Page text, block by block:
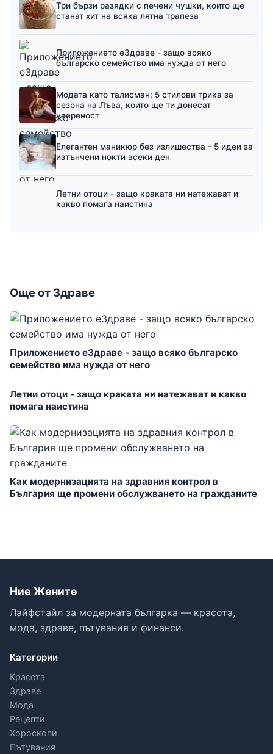
Три бързи разядки с печени чушки, които ще
станат хит на всяка лятна трапеза
Приложението еЗдраве - защо всяко
българско семейство има нужда от него
Модата като талисман: 5 стилови трика за
сезона на Лъва, които ще ти донесат
увереност
Елегантен маникюр без излишества - 5 идеи за
изтънчени нокти всеки ден
Летни отоци - защо краката ни натежават и
какво помага наистина
Още от Здраве
Приложението еЗдраве - защо всяко българско
семейство има нужда от него
Летни отоци - защо краката ни натежават и какво
помага наистина
Как модернизацията на здравния контрол в
България ще промени обслужването на гражданите
Ние Жените
Лайфстайл за модерната българка — красота,
мода, здраве, пътувания и финанси.
Категории
Красота
Здраве
Мода
Рецепти
Хороскопи
Пътувания